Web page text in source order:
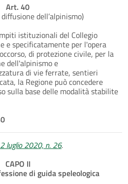
Art. 40
dell’alpinismo)
istituzionali del Collegio
e specificatamente per l'opera
di protezione civile, per la
dell'alpinismo e
di vie ferrate, sentieri
la Regione può concedere
sulla base delle modalità stabilite
luglio 2020, n. 26.
CAPO II
di guida speleologica